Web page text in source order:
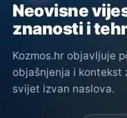
Neovisne
znanosti i
Kozmos.hr objavljuje
objašnjenja i kontekst
svijet izvan naslova.